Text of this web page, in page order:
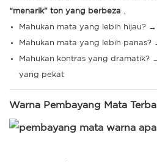
“menarik” ton yang berbeza .
Mahukan mata yang lebih hijau?
Mahukan mata yang lebih panas?
Mahukan kontras yang dramatik?
yang pekat
Warna Pembayang Mata